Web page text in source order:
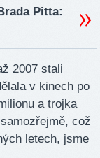
Pitta:
2007 stali
v kinech po
a trojka
což
letech, jsme